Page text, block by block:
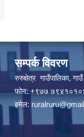
सम्पर्क विवरण
रुरुक्षेत्र गाउँपालिका, गाउँ
फोन: +९७७
इमेल: